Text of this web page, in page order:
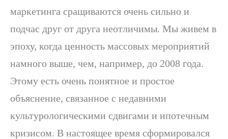
маркетинга сращиваются очень сильно и
подчас друг от друга неотличимы. Мы живем в
эпоху, когда ценность массовых мероприятий
намного выше, чем, например, до 2008 года.
Этому есть очень понятное и простое
объяснение, связанное с недавними
культурологическими сдвигами и ипотечным
кризисом. В настоящее время сформировался